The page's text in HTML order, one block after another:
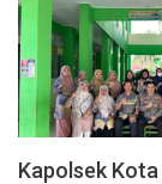
Kapolsek